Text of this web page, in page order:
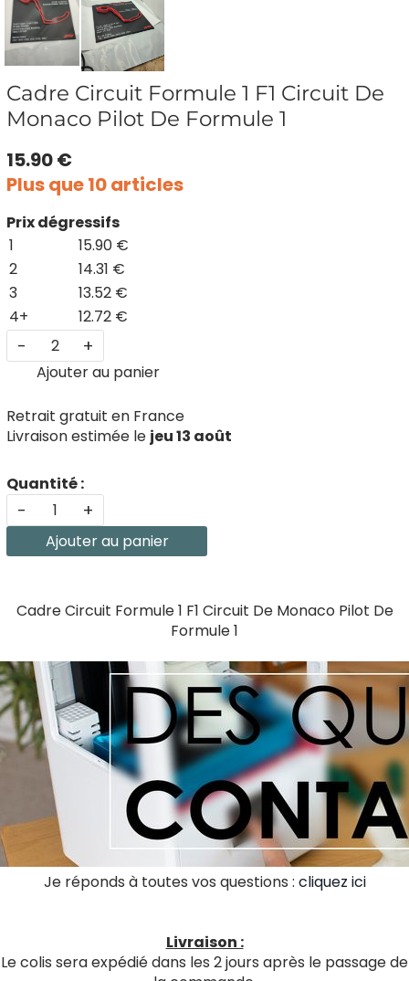
Cadre Circuit Formule 1 F1 Circuit De
Monaco Pilot De Formule 1
15.90 €
Plus que 10 articles
Prix dégressifs
1
15.90 €
2
14.31 €
3
13.52 €
4+
12.72 €
- +
Ajouter au panier
Retrait gratuit en France
Livraison estimée le jeu 13 août
Quantité :
- +
Ajouter au panier
Cadre Circuit Formule 1 F1 Circuit De Monaco Pilot De
Formule 1
Je réponds à toutes vos questions : cliquez ici
Livraison :
Le colis sera expédié dans les 2 jours après le passage de